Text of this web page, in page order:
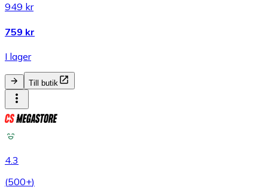
949 kr
759 kr
I lager
Till butik
4.3
(500+)